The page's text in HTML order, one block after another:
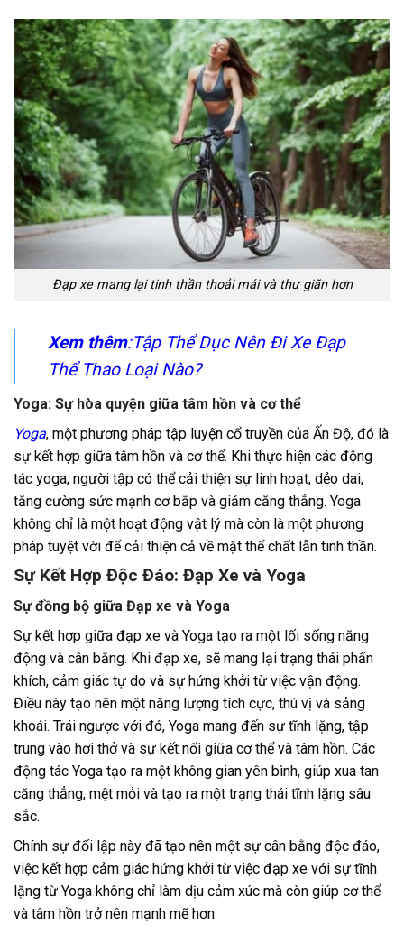
Đạp xe mang lại tinh thần thoải mái và thư giãn hơn
Xem thêm:Tập Thể Dục Nên Đi Xe Đạp
Thể Thao Loại Nào?
Yoga: Sự hòa quyện giữa tâm hồn và cơ thể
Yoga, một phương pháp tập luyện cổ truyền của Ấn Độ, đó là
sự kết hợp giữa tâm hồn và cơ thể. Khi thực hiện các động
tác yoga, người tập có thể cải thiện sự linh hoạt, dẻo dai,
tăng cường sức mạnh cơ bắp và giảm căng thẳng. Yoga
không chỉ là một hoạt động vật lý mà còn là một phương
pháp tuyệt vời để cải thiện cả về mặt thể chất lẫn tinh thần.
Sự Kết Hợp Độc Đáo: Đạp Xe và Yoga
Sự đồng bộ giữa Đạp xe và Yoga
Sự kết hợp giữa đạp xe và Yoga tạo ra một lối sống năng
động và cân bằng. Khi đạp xe, sẽ mang lại trạng thái phấn
khích, cảm giác tự do và sự hứng khởi từ việc vận động.
Điều này tạo nên một năng lượng tích cực, thú vị và sảng
khoái. Trái ngược với đó, Yoga mang đến sự tĩnh lặng, tập
trung vào hơi thở và sự kết nối giữa cơ thể và tâm hồn. Các
động tác Yoga tạo ra một không gian yên bình, giúp xua tan
căng thẳng, mệt mỏi và tạo ra một trạng thái tĩnh lặng sâu
sắc.
Chính sự đối lập này đã tạo nên một sự cân bằng độc đáo,
việc kết hợp cảm giác hứng khởi từ việc đạp xe với sự tĩnh
lặng từ Yoga không chỉ làm dịu cảm xúc mà còn giúp cơ thể
và tâm hồn trở nên mạnh mẽ hơn.